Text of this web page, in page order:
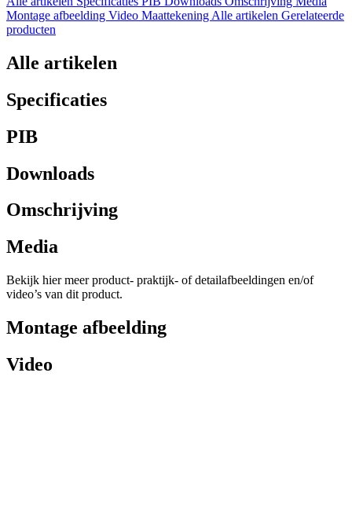
Montage afbeelding Video Maattekening Alle artikelen Gerelateerde
producten
Alle artikelen
Specificaties
PIB
Downloads
Omschrijving
Media
Bekijk hier meer product- praktijk- of detailafbeeldingen en/of
video’s van dit product.
Montage afbeelding
Video